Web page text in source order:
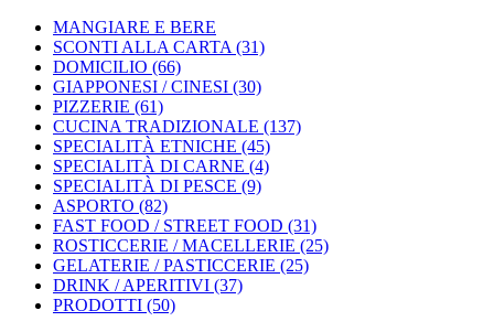
MANGIARE E BERE
SCONTI ALLA CARTA (31)
DOMICILIO (66)
GIAPPONESI / CINESI (30)
PIZZERIE (61)
CUCINA TRADIZIONALE (137)
SPECIALITÀ ETNICHE (45)
SPECIALITÀ DI CARNE (4)
SPECIALITÀ DI PESCE (9)
ASPORTO (82)
FAST FOOD / STREET FOOD (31)
ROSTICCERIE / MACELLERIE (25)
GELATERIE / PASTICCERIE (25)
DRINK / APERITIVI (37)
PRODOTTI (50)